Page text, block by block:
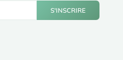
S'INSCRIRE